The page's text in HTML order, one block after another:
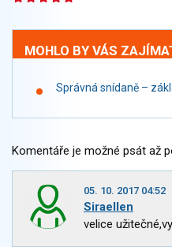
MOHLO BY VÁS
Správná snídaně –
Komentáře je možné psát až
05. 10. 2017 04:52
Siraellen
velice